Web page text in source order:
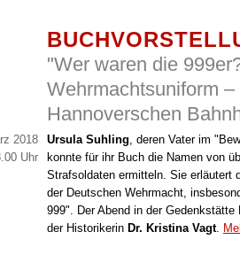
"Wer waren die
Wehrmachtsuniform
Hannoverschen
2018
Uhr
Ursula Suhling, deren Vater im
konnte für ihr Buch die Namen von
Strafsoldaten ermitteln. Sie erläutert
der Deutschen Wehrmacht,
999". Der Abend in der
der Historikerin Dr. Kristina Vagt.